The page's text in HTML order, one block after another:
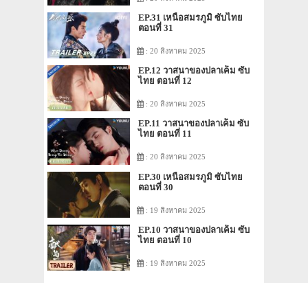
EP.31 เหนือสมรภูมิ ซับไทย
ตอนที่ 31
: 20 สิงหาคม 2025
EP.12 วาสนาของปลาเค็ม ซับ
ไทย ตอนที่ 12
: 20 สิงหาคม 2025
EP.11 วาสนาของปลาเค็ม ซับ
ไทย ตอนที่ 11
: 20 สิงหาคม 2025
EP.30 เหนือสมรภูมิ ซับไทย
ตอนที่ 30
: 19 สิงหาคม 2025
EP.10 วาสนาของปลาเค็ม ซับ
ไทย ตอนที่ 10
: 19 สิงหาคม 2025